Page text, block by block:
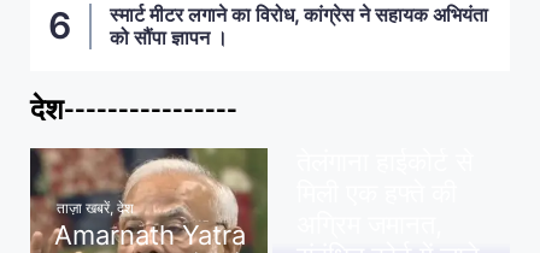
स्मार्ट मीटर लगाने का विरोध, कांग्रेस ने सहायक अभियंता
को सौंपा ज्ञापन ।
देश----------------
ताज़ा खबरें, देश
Amarnath Yatra